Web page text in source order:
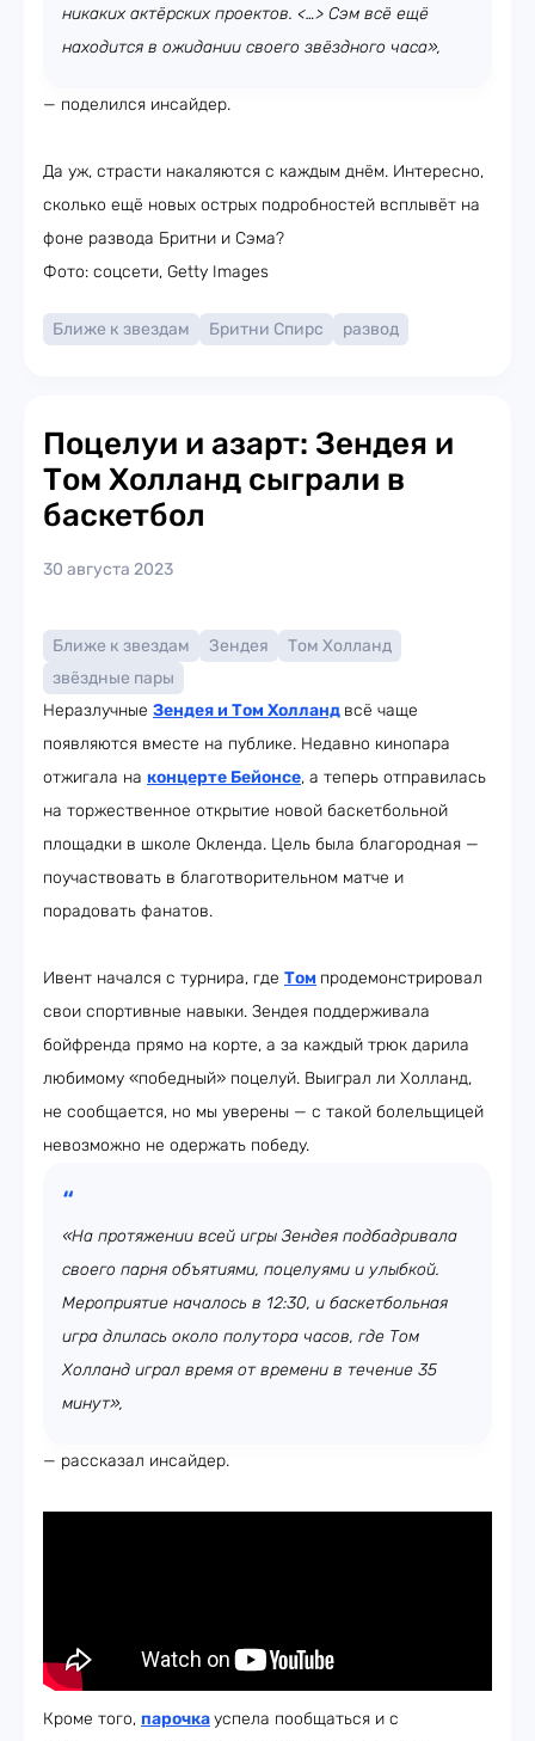
никаких актёрских проектов. <…> Сэм всё ещё
находится в ожидании своего звёздного часа»,
— поделился инсайдер.
Да уж, страсти накаляются с каждым днём. Интересно,
сколько ещё новых острых подробностей всплывёт на
фоне развода Бритни и Сэма?
Фото: соцсети, Getty Images
Ближе к звездам Бритни Спирс развод
Поцелуи и азарт: Зендея и
Том Холланд сыграли в
баскетбол
30 августа 2023
Ближе к звездам Зендея
Том Холланд
звёздные пары
Неразлучные Зендея и Том Холланд всё чаще
появляются вместе на публике. Недавно кинопара
отжигала на концерте Бейонсе, а теперь отправилась
на торжественное открытие новой баскетбольной
площадки в школе Окленда. Цель была благородная —
поучаствовать в благотворительном матче и
порадовать фанатов.
Ивент начался с турнира, где Том продемонстрировал
свои спортивные навыки. Зендея поддерживала
бойфренда прямо на корте, а за каждый трюк дарила
любимому «победный» поцелуй. Выиграл ли Холланд,
не сообщается, но мы уверены — с такой болельщицей
невозможно не одержать победу.
«На протяжении всей игры Зендея подбадривала
своего парня объятиями, поцелуями и улыбкой.
Мероприятие началось в 12:30, и баскетбольная
игра длилась около полутора часов, где Том
Холланд играл время от времени в течение 35
минут»,
— рассказал инсайдер.
Кроме того, парочкауспела пообщаться и с